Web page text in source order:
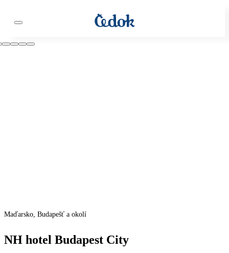
Maďarsko, Budapešť a okolí
NH hotel Budapest City